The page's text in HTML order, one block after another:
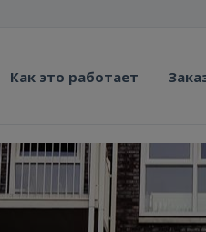
Как это работает